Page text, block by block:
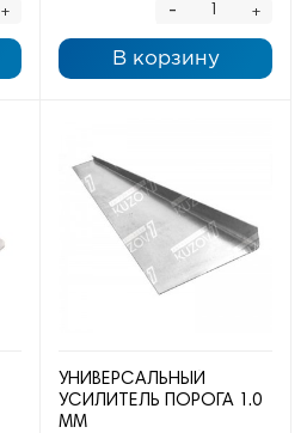
+ +
-
В корзину
УНИВЕРСАЛЬНЫЙ
УСИЛИТЕЛЬ ПОРОГА 1.0
ММ